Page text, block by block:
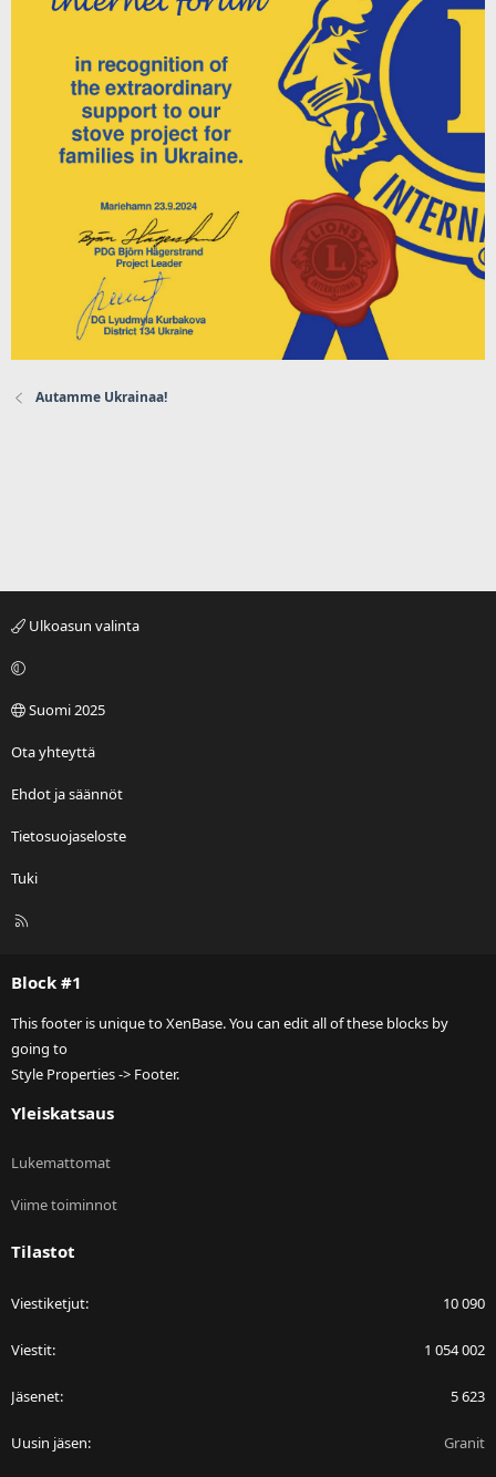
Autamme Ukrainaa!
Ulkoasun valinta
Suomi 2025
Ota yhteyttä
Ehdot ja säännöt
Tietosuojaseloste
Tuki
R
Block #1
This footer is unique to XenBase. You can edit all of these blocks by
going to
Style Properties -> Footer.
Yleiskatsaus
Lukemattomat
Viime toiminnot
Tilastot
Viestiketjut 10 090
Viestit 1 054 002
Jäsenet 5 623
Uusin jäsen Granit